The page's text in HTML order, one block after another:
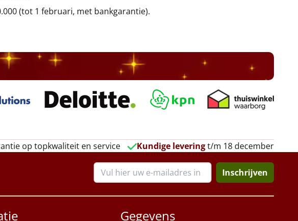
(tot 1 februari, met bankgarantie).
op topkwaliteit en service Kundige leveringt/m 18 december
Inschrijven
Gegevens